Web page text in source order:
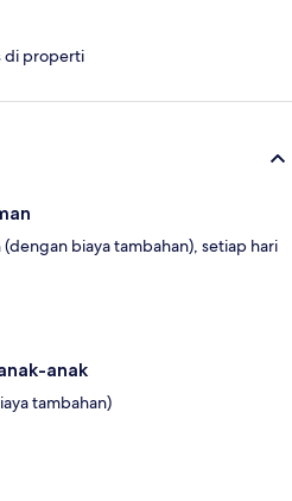
di properti
(dengan biaya tambahan), setiap hari
anak
tambahan)